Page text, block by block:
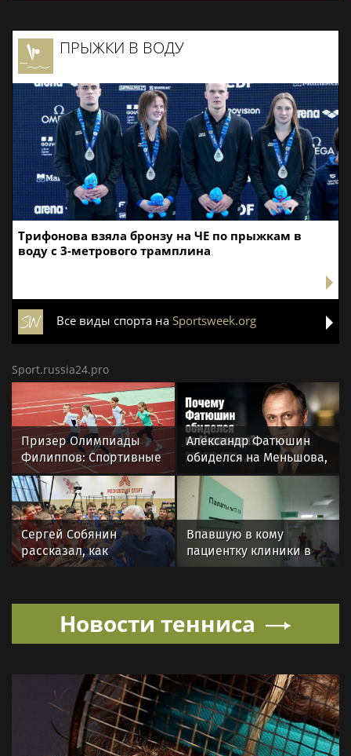
Трифонова взяла бронзу на ЧЕ по прыжкам в
воду с 3-метрового трамплина
ПРЫЖКИ В ВОДУ
Все виды спорта на Sportsweek.org
Sport.russia24.pro
Призер Олимпиады
Филиппов: Спортивные
мероприятия в Москве
стали нормой жизни
Александр Фатюшин
обиделся на Меньшова,
когда не получил роль в
«Любви и голубях»
Сергей Собянин
рассказал, как
отреставрируют
спортивный комплекс
столицы
Впавшую в кому
пациентку клиники в
Москве спасли, ей
мира
Новости тенниса